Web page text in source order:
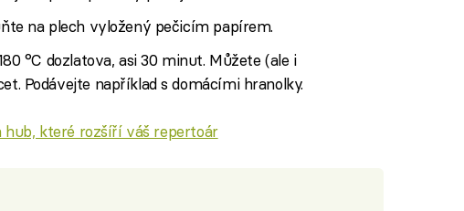
na plech vyložený pečicím papírem.
°C dozlatova, asi 30 minut. Můžete (ale i
Podávejte například s domácími hranolky.
které rozšíří váš repertoár